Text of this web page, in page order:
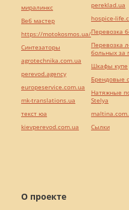
О проекте
миралинкс
Веб мастер
https://motokosmos.ua/
Синтезаторы
agrotechnika.com.ua
perevod.agency
europeservice.com.ua
mk-translations.ua
текст юа
kievperevod.com.ua
pereklad.ua
hospice-
Перевозка
Перевозка
больных за
Шкафы купе
Брендовые
Натяжные
Stelya
Cылки